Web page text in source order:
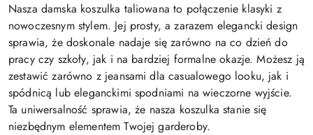
Nasza damska koszulka taliowana to połączenie klasyki z
nowoczesnym stylem. Jej prosty, a zarazem elegancki design
sprawia, że doskonale nadaje się zarówno na co dzień do
pracy czy szkoły, jak i na bardziej formalne okazje. Możesz ją
zestawić zarówno z jeansami dla casualowego looku, jak i
spódnicą lub eleganckimi spodniami na wieczorne wyjście.
Ta uniwersalność sprawia, że nasza koszulka stanie się
niezbędnym elementem Twojej garderoby.